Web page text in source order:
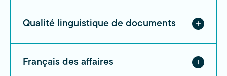
Qualité linguistique de documents
Français des affaires